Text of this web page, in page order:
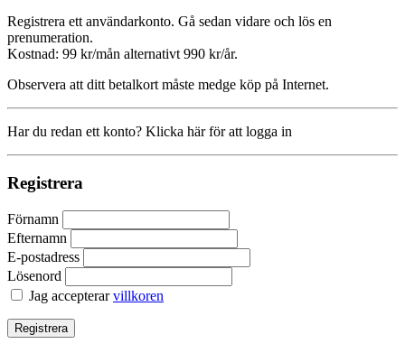
Registrera ett användarkonto. Gå sedan vidare och lös en
prenumeration.
Kostnad: 99 kr/mån alternativt 990 kr/år.
Observera att ditt betalkort måste medge köp på Internet.
Har du redan ett konto? Klicka här för att logga in
Registrera
Förnamn
Efternamn
E-postadress
Lösenord
Jag accepterarvillkoren